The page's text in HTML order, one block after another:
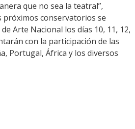
que no sea la teatral”,
próximos conservatorios se
Arte Nacional los días 10, 11, 12,
con la participación de las
Portugal, África y los diversos